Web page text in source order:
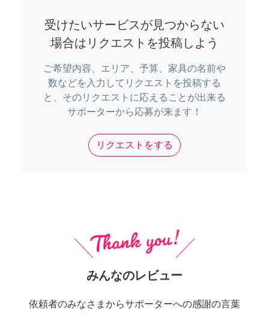
受けたいサービスが見つからない
場合はリクエストを投稿しよう
ご希望内容、エリア、予算、家具の名前や
数などを入力してリクエストを投稿する
と、そのリクエストに応えることが出来る
サポーターから応募が来ます！
リクエストをする
みんなのレビュー
依頼者のみなさまからサポーターへの感謝の言葉